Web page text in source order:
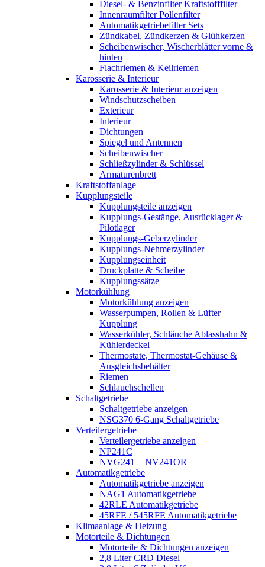
Diesel- & Benzinfilter Kraftstofffilter
Innenraumfilter Pollenfilter
Automatikgetriebefilter Sets
Zündkabel, Zündkerzen & Glühkerzen
Scheibenwischer, Wischerblätter vorne &
hinten
Flachriemen & Keilriemen
Karosserie & Interieur
Karosserie & Interieur anzeigen
Windschutzscheiben
Exterieur
Interieur
Dichtungen
Spiegel und Antennen
Scheibenwischer
Schließzylinder & Schlüssel
Armaturenbrett
Kraftstoffanlage
Kupplungsteile
Kupplungsteile anzeigen
Kupplungs-Gestänge, Ausrücklager &
Pilotlager
Kupplungs-Geberzylinder
Kupplungs-Nehmerzylinder
Kupplungseinheit
Druckplatte & Scheibe
Kupplungssätze
Motorkühlung
Motorkühlung anzeigen
Wasserpumpen, Rollen & Lüfter
Kupplung
Wasserkühler, Schläuche Ablasshahn &
Kühlerdeckel
Thermostate, Thermostat-Gehäuse &
Ausgleichsbehälter
Riemen
Schlauchschellen
Schaltgetriebe
Schaltgetriebe anzeigen
NSG370 6-Gang Schaltgetriebe
Verteilergetriebe
Verteilergetriebe anzeigen
NP241C
NVG241 + NV241OR
Automatikgetriebe
Automatikgetriebe anzeigen
NAG1 Automatikgetriebe
42RLE Automatikgetriebe
45RFE / 545RFE Automatikgetriebe
Klimaanlage & Heizung
Motorteile & Dichtungen
Motorteile & Dichtungen anzeigen
2,8 Liter CRD Diesel